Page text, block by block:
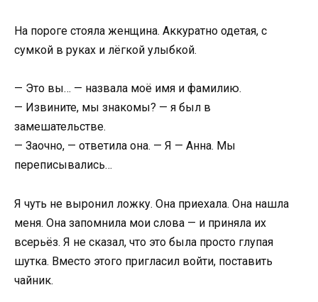
На пороге стояла женщина. Аккуратно одетая, с
сумкой в руках и лёгкой улыбкой.
— Это вы… — назвала моё имя и фамилию.
— Извините, мы знакомы? — я был в
замешательстве.
— Заочно, — ответила она. — Я — Анна. Мы
переписывались…
Я чуть не выронил ложку. Она приехала. Она нашла
меня. Она запомнила мои слова — и приняла их
всерьёз. Я не сказал, что это была просто глупая
шутка. Вместо этого пригласил войти, поставить
чайник.